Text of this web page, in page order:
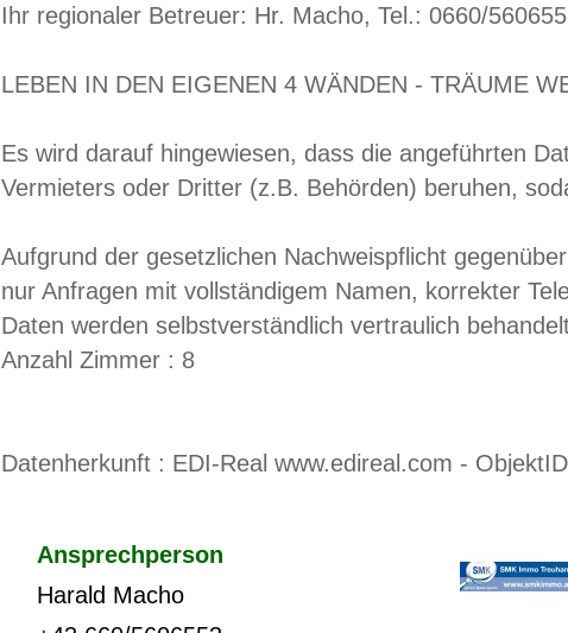
Ihr regionaler Betreuer: Hr. Macho, Tel.: 0660/
LEBEN IN DEN EIGENEN 4 WÄNDEN - TRÄUME
Es wird darauf hingewiesen, dass die angeführten
Vermieters oder Dritter (z.B. Behörden) beruhen,
Aufgrund der gesetzlichen Nachweispflicht
nur Anfragen mit vollständigem Namen, korrekter
Daten werden selbstverständlich vertraulich
Anzahl Zimmer : 8
Datenherkunft : EDI-Real www.edireal.com -
Ansprechperson
Harald Macho